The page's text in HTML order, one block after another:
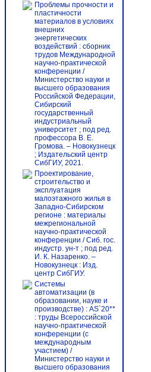
Проблемы прочности и
пластичности
материалов в условиях
внешних
энергетических
воздействий : сборник
трудов Международной
научно-практической
конференции /
Министерство науки и
высшего образования
Российской Федерации,
Сибирский
государственный
индустриальный
университет ; под ред.
профессора В. Е.
Громова. – Новокузнецк
; Издательский центр
СибГИУ, 2021.
Проектирование,
строительство и
эксплуатация
малоэтажного жилья в
Западно-Сибирском
регионе : материалы
межрегиональной
научно-практической
конференции / Сиб. гос.
индустр. ун-т ; под ред.
И. К. Назаренко. –
Новокузнецк : Изд.
центр СибГИУ.
Системы
автоматизации (в
образовании, науке и
производстве) : AS`20**
: труды Всероссийской
научно-практической
конференции (с
международным
участием) /
Министерство науки и
высшего образования